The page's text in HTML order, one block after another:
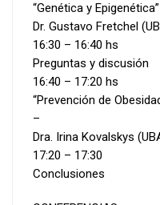
“Genética y
Dr. Gustavo Fretchel
16:30 – 16:40 hs
Preguntas y discusión
16:40 – 17:20 hs
“Prevención de
–
Dra. Irina Kovalskys
17:20 – 17:30
Conclusiones